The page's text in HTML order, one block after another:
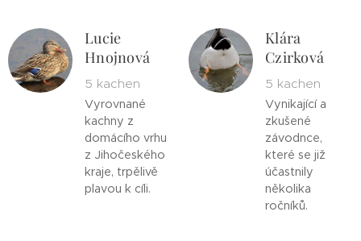
Lucie
Hnojnová
5 kachen
Vyrovnané
kachny z
domácího vrhu
z Jihočeského
kraje, trpělivě
plavou k cíli.
Klára
Czirková
5 kachen
Vynikající a
zkušené
závodnce,
které se již
účastnily
několika
ročníků.